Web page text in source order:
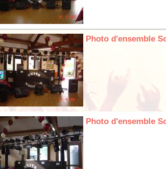
Photo d'ensemble
Photo d'ensemble